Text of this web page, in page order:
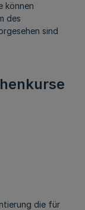
können
des
sind
die für